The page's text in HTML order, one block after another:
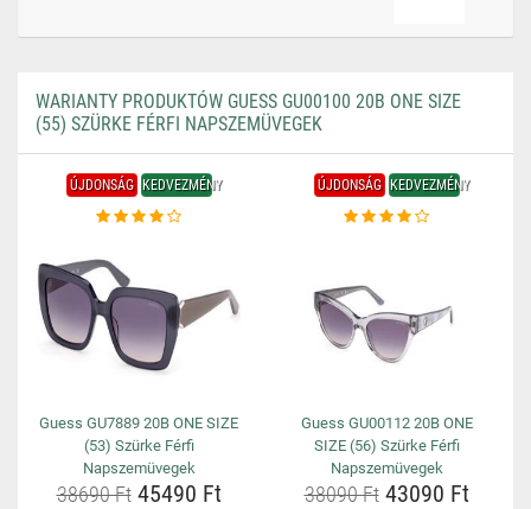
WARIANTY PRODUKTÓW GUESS GU00100 20B ONE SIZE
(55) SZÜRKE FÉRFI NAPSZEMÜVEGEK
ÚJDONSÁG KEDVEZMÉNY
Guess GU7889 20B ONE SIZE
(53) Szürke Férfi
Napszemüvegek
38690 Ft45490 Ft
ÚJDONSÁG KEDVEZMÉNY
Guess GU00112 20B ONE
SIZE (56) Szürke Férfi
Napszemüvegek
38090 Ft43090 Ft